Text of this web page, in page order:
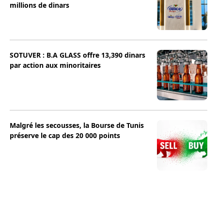
millions de dinars
SOTUVER : B.A GLASS offre 13,390 dinars
par action aux minoritaires
Malgré les secousses, la Bourse de Tunis
préserve le cap des 20 000 points